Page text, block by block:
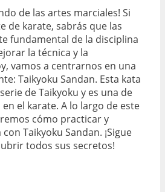
de las artes marciales! Si
de karate, sabrás que las
fundamental de la disciplina
la técnica y la
vamos a centrarnos en una
Taikyoku Sandan. Esta kata
de Taikyoku y es una de
el karate. A lo largo de este
cómo practicar y
Taikyoku Sandan. ¡Sigue
todos sus secretos!